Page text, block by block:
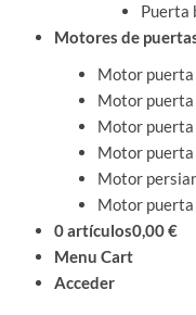
Puerta
Motores de
Motor
Motor
Motor
Motor puerta
Motor
Motor puerta
0 artículos0,00 €
Menu Cart
Acceder